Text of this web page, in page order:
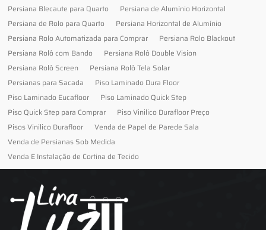
Persiana Blecaute para Quarto
Persiana de Alumínio Horizontal
Persiana de Rolo para Quarto
Persiana Horizontal de Alumínio
Persiana Rolo Automatizada para Comprar
Persiana Rolo Blackout
Persiana Rolô com Bando
Persiana Rolô Double Vision
Persiana Rolô Screen
Persiana Rolô Tela Solar
Persianas para Sacada
Piso Laminado Dura Floor
Piso Laminado Eucafloor
Piso Laminado Quick Step
Piso Quick Step para Comprar
Piso Vinilico Durafloor Preço
Pisos Vinilico Durafloor
Venda de Papel de Parede Sala
Venda de Persianas Sob Medida
Venda E Instalação de Cortina de Tecido